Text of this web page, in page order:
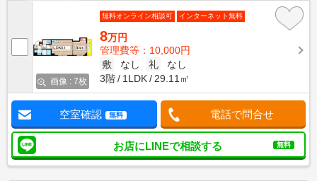
画像 : 7枚
無料オンライン相談可 インターネット無料
8万円
管理費等：10,000円
敷
なし 礼
なし
3階
1LDK 29.11㎡
空室確認 無料 電話で問合せ
お店にLINEで相談する 無料